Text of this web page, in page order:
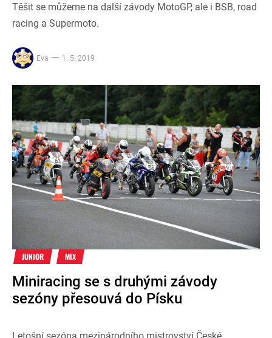
Těšit se můžeme na další závody MotoGP, ale i BSB, road
racing a Supermoto.
Eva 1. 5. 2019
JUNIOR MIX
Miniracing se s druhými závody
sezóny přesouvá do Písku